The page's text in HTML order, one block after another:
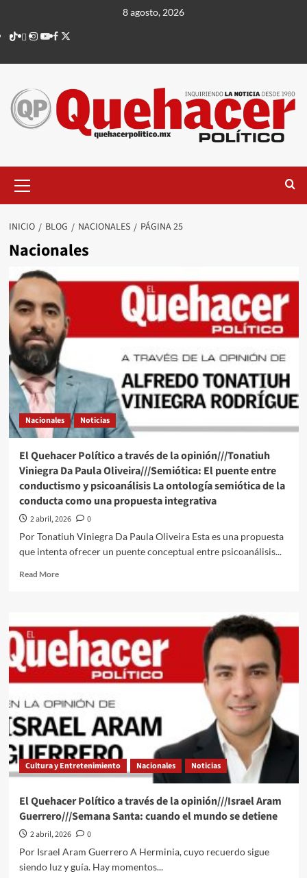
contenido
8 agosto, 2026
TikTok
threads
Instagram
Youtube
Facebook
X
principal
INICIO BLOG NACIONALES PÁGINA 25
Nacionales
Nacionales Noticias
El Quehacer Político a través de la opinión///Tonatiuh
Viniegra Da Paula Oliveira///Semiótica: El puente entre
conductismo y psicoanálisis La ontología semiótica de la
conducta como una propuesta integrativa
2 abril, 2026
0
Por Tonatiuh Viniegra Da Paula Oliveira Esta es una propuesta
que intenta ofrecer un puente conceptual entre psicoanálisis...
Read MoreRead
Quehacer
Político
a
través
opinión///Tonatiuh
Viniegra
Da
Paula
Oliveira///Semiótica:
El
puente
conductismo
y
psicoanálisis
ontología
semiótica
Cultura y Entretenimiento Nacionales Noticias
El Quehacer Político a través de la opinión///Israel Aram
Guerrero///Semana Santa: cuando el mundo se detiene
2 abril, 2026
0
Por Israel Aram Guerrero A Herminia, cuyo recuerdo sigue
siendo luz y guía. Hay momentos...